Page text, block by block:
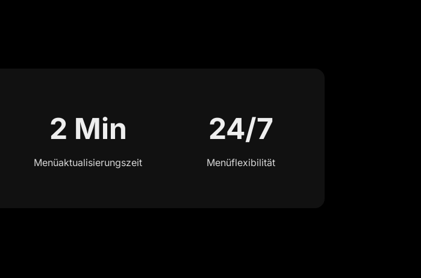
2 Min
Menüaktualisierungszeit
24/7
Menüflexibilität